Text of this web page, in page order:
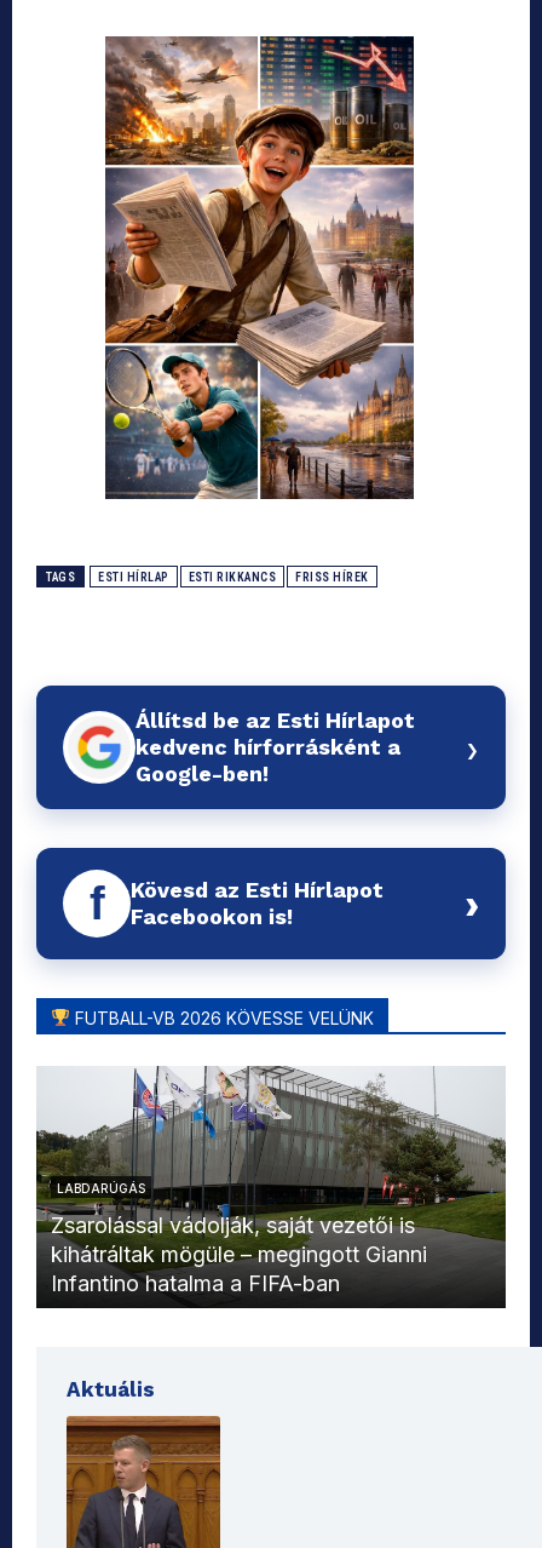
TAGS ESTI HÍRLAP ESTI RIKKANCS FRISS HÍREK
Állítsd be az Esti Hírlapot
kedvenc hírforrásként a
Google-ben!
›
f
Kövesd az Esti Hírlapot
Facebookon is!
›
FUTBALL-VB 2026 KÖVESSE VELÜNK
LABDARÚGÁS
Zsarolással vádolják, saját vezetői is
kihátráltak mögüle – megingott Gianni
Infantino hatalma a FIFA-ban
Aktuális